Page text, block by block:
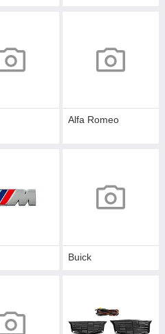
Alfa Romeo
Buick